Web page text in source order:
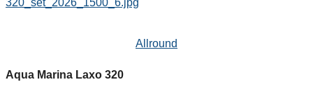
Allround
Aqua Marina Laxo 320